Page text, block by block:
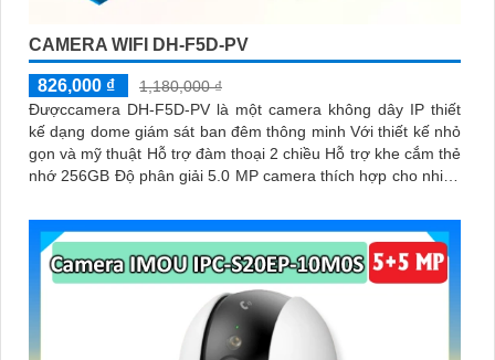
CAMERA WIFI DH-F5D-PV
826,000 ₫
1,180,000 ₫
Đượccamera DH-F5D-PV là một camera không dây IP thiết
kế dạng dome giám sát ban đêm thông minh Với thiết kế nhỏ
gọn và mỹ thuật Hỗ trợ đàm thoại 2 chiều Hỗ trợ khe cắm thẻ
nhớ 256GB Độ phân giải 5.0 MP camera thích hợp cho nhiều